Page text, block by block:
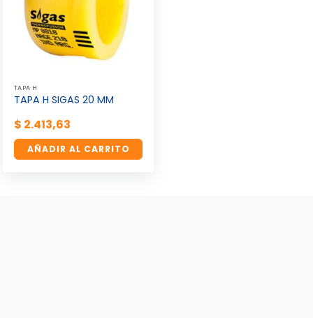
TAPA H
TAPA H SIGAS 20 MM
$ 2.413,63
AÑADIR AL CARRITO